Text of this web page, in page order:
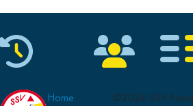
Home
©2024 SSV